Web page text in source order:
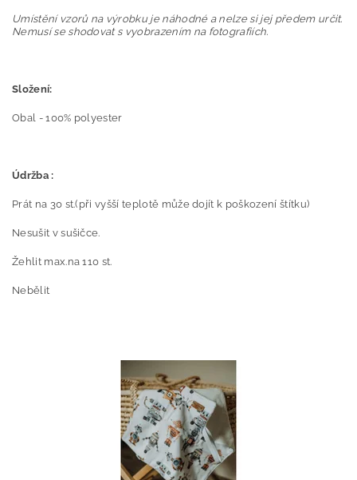
Umístění vzorů na výrobku je náhodné a nelze si jej předem určit.
Nemusí se shodovat s vyobrazením na fotografiích.
Složení:
Obal -100% polyester
Údržba :
Prát na 30 st.(při vyšší teplotě může dojít k poškození štítku)
Nesušit v sušičce.
Žehlit max.na 110 st.
Nebělit